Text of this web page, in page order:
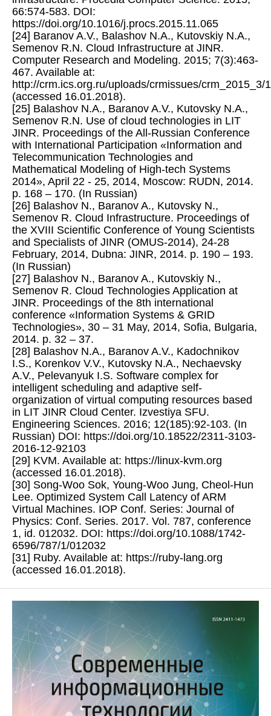
66:574-583. DOI:
https://doi.org/10.1016/j.procs.2015.11.065
[24] Baranov A.V., Balashov N.A., Kutovskiy N.A.,
Semenov R.N. Cloud Infrastructure at JINR.
Computer Research and Modeling. 2015; 7(3):463-
467. Available at:
http://crm.ics.org.ru/uploads/crmissues/crm_2015_3/
(accessed 16.01.2018).
[25] Balashov N.A., Baranov A.V., Kutovsky N.A.,
Semenov R.N. Use of cloud technologies in LIT
JINR. Proceedings of the All-Russian Conference
with International Participation «Information and
Telecommunication Technologies and
Mathematical Modeling of High-tech Systems
2014», April 22 - 25, 2014, Moscow: RUDN, 2014.
p. 168 – 170. (In Russian)
[26] Balashov N., Baranov A., Kutovsky N.,
Semenov R. Cloud Infrastructure. Proceedings of
the XVIII Scientific Conference of Young Scientists
and Specialists of JINR (OMUS-2014), 24-28
February, 2014, Dubna: JINR, 2014. p. 190 – 193.
(In Russian)
[27] Balashov N., Baranov A., Kutovskiy N.,
Semenov R. Cloud Technologies Application at
JINR. Proceedings of the 8th international
conference «Information Systems & GRID
Technologies», 30 – 31 May, 2014, Sofia, Bulgaria,
2014. p. 32 – 37.
[28] Balashov N.A., Baranov A.V., Kadochnikov
I.S., Korenkov V.V., Kutovsky N.A., Nechaevsky
A.V., Pelevanyuk I.S. Software complex for
intelligent scheduling and adaptive self-
organization of virtual computing resources based
in LIT JINR Cloud Center. Izvestiya SFU.
Engineering Sciences. 2016; 12(185):92-103. (In
Russian) DOI: https://doi.org/10.18522/2311-3103-
2016-12-92103
[29] KVM. Available at: https://linux-kvm.org
(accessed 16.01.2018).
[30] Song-Woo Sok, Young-Woo Jung, Cheol-Hun
Lee. Optimized System Call Latency of ARM
Virtual Machines. IOP Conf. Series: Journal of
Physics: Conf. Series. 2017. Vol. 787, conference
1, id. 012032. DOI: https://doi.org/10.1088/1742-
6596/787/1/012032
[31] Ruby. Available at: https://ruby-lang.org
(accessed 16.01.2018).